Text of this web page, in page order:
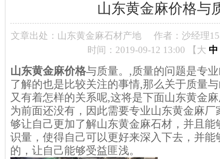
山东黄金麻价格与
文章出处：山东黄金麻石材产地
作者：沙经理
时间：2019-09-12 13:00 【大 中
山东黄金麻价格与质量。,质量的问题是专业
了解的也是比较关注的事情,那么关于质量
又有着怎样的关系呢,这将是下面山东黄金
为前面还没有，因此需要专业山东黄金麻
够让自己更加了解山东黄金麻石材，并且
识量，使得自己可以更好来深入下去，并能
的，让自己能够受益匪浅。